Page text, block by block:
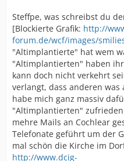
Steffpe, was schreibst du
[Blockierte Grafik: http://
forum.de/wcf/images/
"Altimplantierte" hat wem
"Altimplantierten" haben
kann doch nicht verkehrt
verlangt, dass anderen
habe mich ganz massiv
"Altimplantierten"
mehre Mails an Cochlear
Telefonate geführt um der
mal schön die Kirche im
http://www.dcig-